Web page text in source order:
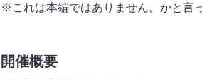
※これは本編ではありません。かと言
開催概要